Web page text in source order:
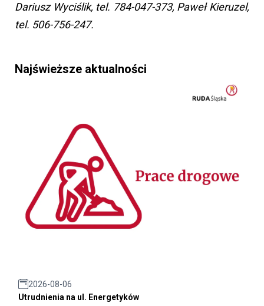
Dariusz Wyciślik, tel. 784-047-373, Paweł Kieruzel,
tel. 506-756-247.
Najświeższe aktualności
2026-08-06
Utrudnienia na ul. Energetyków